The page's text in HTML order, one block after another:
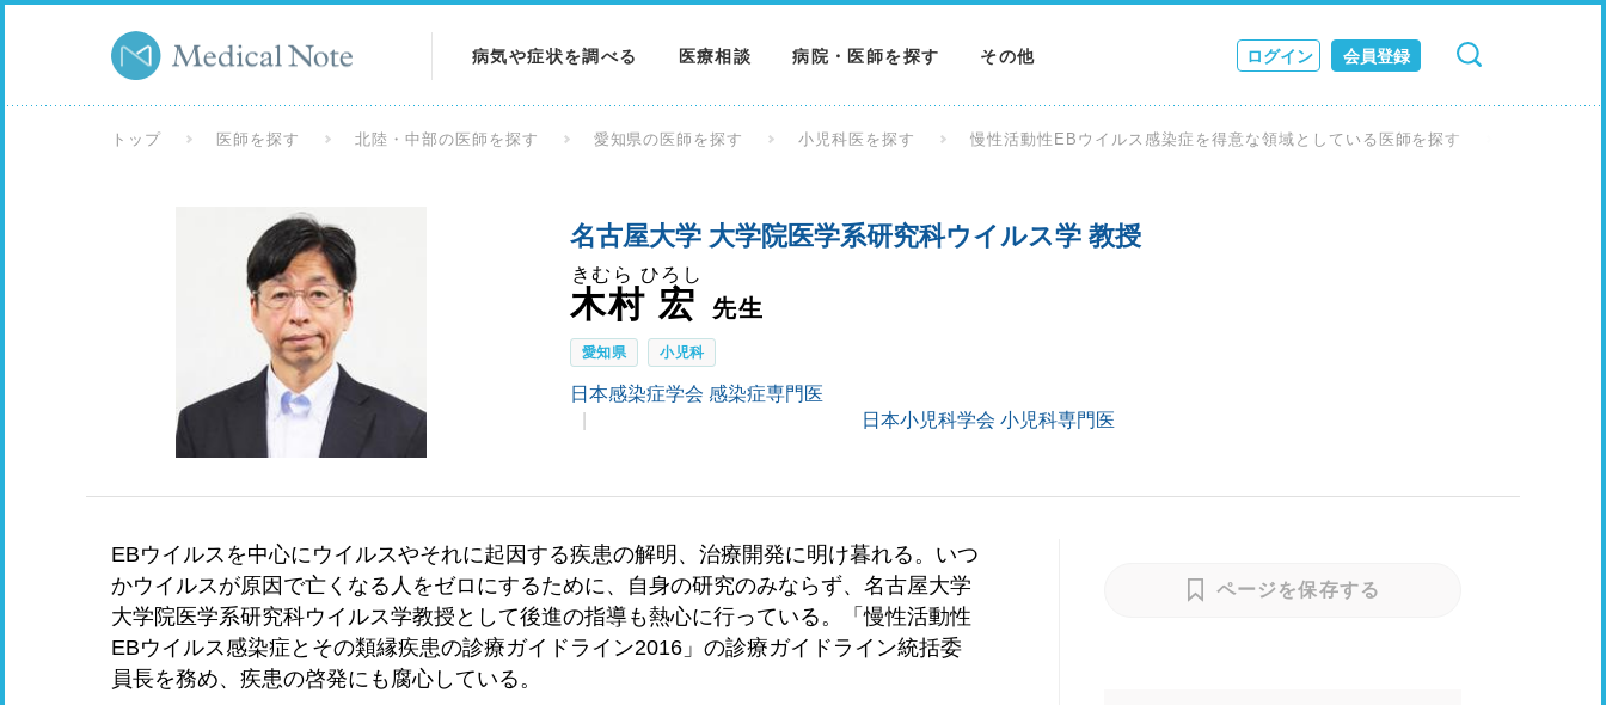
病気や症状を調べる
検査を調べる
医療相談 病院・医師を探す その他 ログイン 会員登録
検索 キャンセル
トップ 医師を探す 北陸・中部の医師を探す 愛知県の医師を探す 小児科医を探す 慢性活動性EBウイルス感染症を得意な領域としている医師を探す
名古屋大学 大学院医学系研究科ウイルス学 教授
木村 宏
きむら ひろし
先生
愛知県 小児科
日本感染症学会 感染症専門医
日本小児科学会 小児科専門医
EBウイルスを中心にウイルスやそれに起因する疾患の解明、治療開発に明け暮れる。いつ
かウイルスが原因で亡くなる人をゼロにするために、自身の研究のみならず、名古屋大学
大学院医学系研究科ウイルス学教授として後進の指導も熱心に行っている。「慢性活動性
EBウイルス感染症とその類縁疾患の診療ガイドライン2016」の診療ガイドライン統括委
員長を務め、疾患の啓発にも腐心している。
ページを保存する